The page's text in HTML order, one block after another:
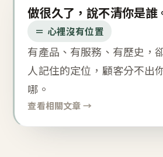
做很久了，說不清你是誰
＝ 心裡沒有位置
有產品、有服務、有歷史，
人記住的定位，顧客分不出
哪。
查看相關文章 →